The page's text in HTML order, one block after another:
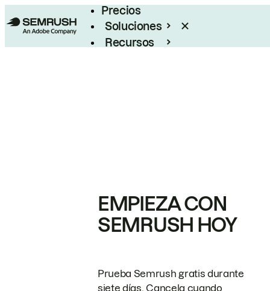
Precios
Soluciones
Recursos
EMPIEZA CON
SEMRUSH HOY
Prueba Semrush gratis durante
siete días. Cancela cuando